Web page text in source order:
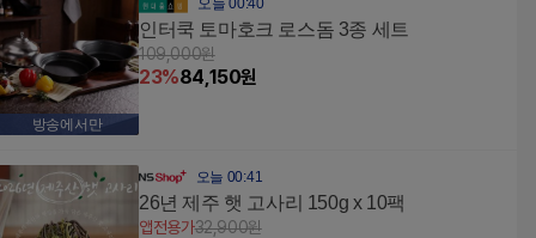
방송에서만
오늘 00:40
인터쿡 토마호크 로스돔 3종 세트
109,000원
23%84,150원
오늘 00:41
26년 제주 햇 고사리 150g x 10팩
앱전용가32,900원